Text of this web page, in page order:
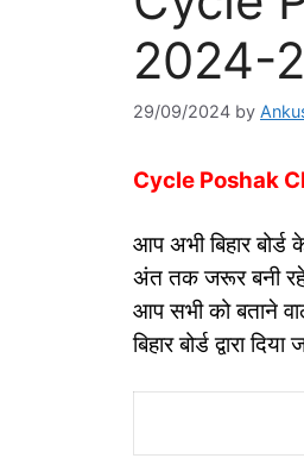
2024-
29/09/2024 by
Cycle Poshak
आप अभी बिहार
अंत तक जरूर बनी
आप सभी को बताने
बिहार बोर्ड द्वारा दिया